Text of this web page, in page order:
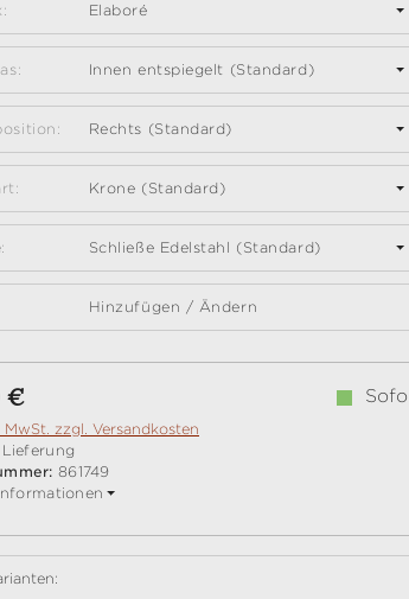
Elaboré
Innen entspiegelt (Standard)
Rechts (Standard)
Krone (Standard)
Schließe Edelstahl (Standard)
Hinzufügen / Ändern
Preis:
€
MwSt. zzgl. Versandkosten
861749